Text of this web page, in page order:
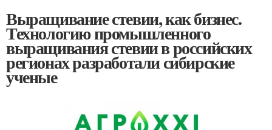
Выращивание стевии, как бизнес.
Технологию промышленного
выращивания стевии в российских
регионах разработали сибирские
ученые